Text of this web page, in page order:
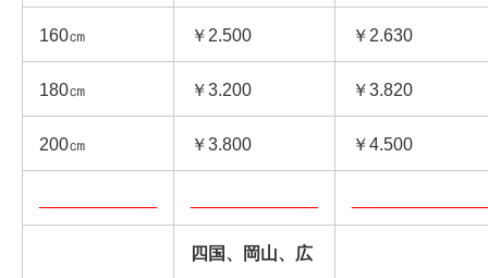
160㎝ ￥2.500 ￥2.630
180㎝ ￥3.200 ￥3.820
200㎝ ￥3.800 ￥4.500
四国、岡山、広